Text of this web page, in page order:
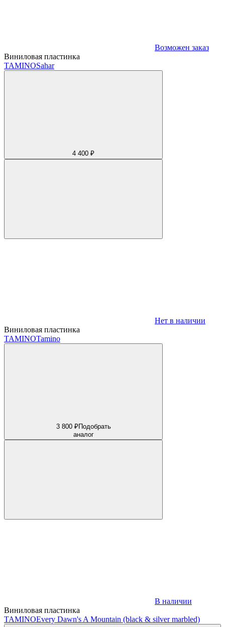
Возможен заказ
Виниловая пластинка
TAMINOSahar
4 400 ₽
Нет в наличии
Виниловая пластинка
TAMINOTamino
3 800 ₽Подобрать
аналог
В наличии
Виниловая пластинка
TAMINOEvery Dawn's A Mountain (black & silver marbled)